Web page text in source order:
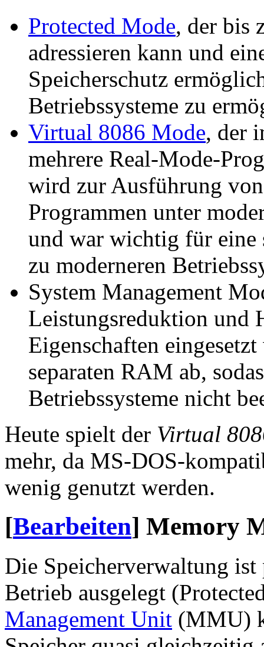
Protected Mode, der bis
adressieren kann und
Speicherschutz
Betriebssysteme zu
Virtual 8086 Mode, der
mehrere Real-Mode-
wird zur Ausführung
Programmen unter
und war wichtig für eine
zu moderneren
System Management
Leistungsreduktion und
Eigenschaften
separaten RAM ab,
Betriebssysteme nicht
Heute spielt der Virtual
mehr, da MS-DOS-
wenig genutzt werden.
[Bearbeiten] Memory
Die Speicherverwaltung
Betrieb ausgelegt (
Management Unit (MMU)